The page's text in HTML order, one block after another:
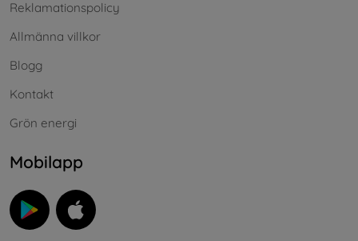
Reklamationspolicy
Allmänna villkor
Blogg
Kontakt
Grön energi
Mobilapp